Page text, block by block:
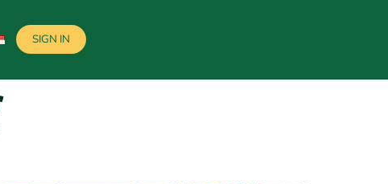
SIGN IN